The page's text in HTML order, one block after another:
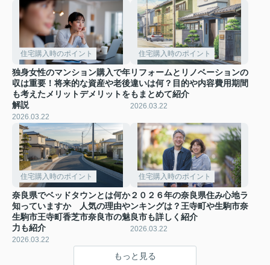
住宅購入時のポイント
独身女性のマンション購入で年
収は重要！将来的な資産や老後
も考えたメリットデメリットを
解説
2026.03.22
住宅購入時のポイント
リフォームとリノベーションの
違いは何？目的や内容費用期間
もまとめて紹介
2026.03.22
住宅購入時のポイント
奈良県でベッドタウンとは何か
知っていますか 人気の理由や
生駒市王寺町香芝市奈良市の魅
力も紹介
2026.03.22
住宅購入時のポイント
２０２６年の奈良県住み心地ラ
ンキングは？王寺町や生駒市奈
良市も詳しく紹介
2026.03.22
もっと見る